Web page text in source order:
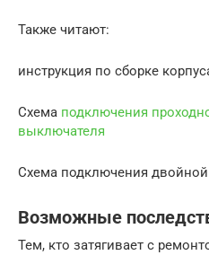
Также читают:
инструкция по сборке
Схема подключения
выключателя
Схема подключения двойной
Возможные
Тем, кто затягивает с